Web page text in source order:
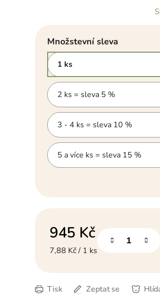
Množstevní sleva
1 ks
2 ks = sleva 5 %
3 - 4 ks = sleva 10 %
5 a více ks = sleva 15 %
945 Kč
Měrná cena:
7,88 Kč / 1 ks
Tisk Zeptat se